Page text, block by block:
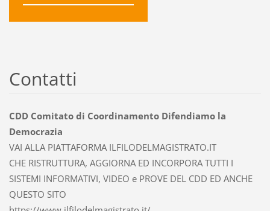
Contatti
CDD Comitato di Coordinamento Difendiamo la
Democrazia
VAI ALLA PIATTAFORMA ILFILODELMAGISTRATO.IT
CHE RISTRUTTURA, AGGIORNA ED INCORPORA TUTTI I
SISTEMI INFORMATIVI, VIDEO e PROVE DEL CDD ED ANCHE
QUESTO SITO